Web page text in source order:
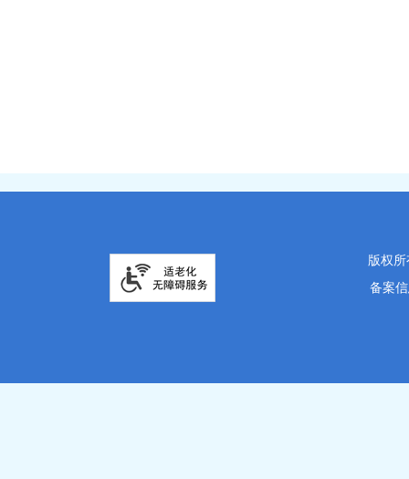
版权
备案